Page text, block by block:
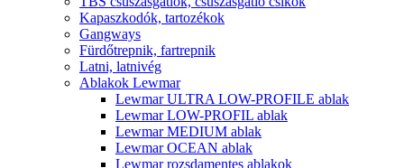
Kapaszkodók, tartozékok
Gangways
Fürdőtrepnik, fartrepnik
Latni, latnivég
Ablakok Lewmar
Lewmar ULTRA LOW-PROFILE ablak
Lewmar LOW-PROFIL ablak
Lewmar MEDIUM ablak
Lewmar OCEAN ablak
Lewmar rozsdamentes ablakok